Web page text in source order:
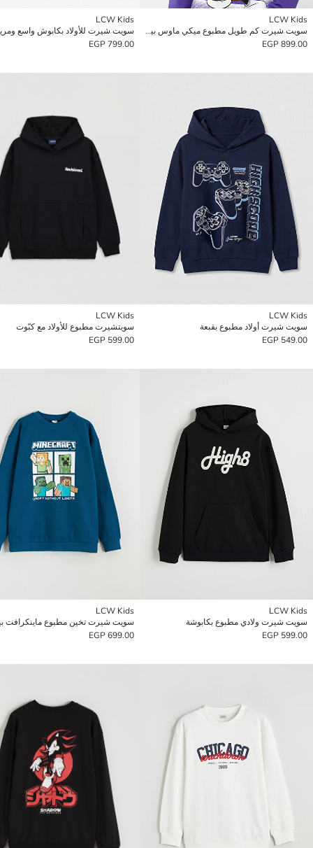
LCW Kids
سويت شيرت كم طويل مطبوع ميكي ماوس بياقة دائرية للأولاد
899.00 EGP
LCW Kids
سويت شيرت للأولاد بكابوش واسع
799.00 EGP
LCW Kids
سويت شيرت أولاد مطبوع بقبعة
549.00 EGP
LCW Kids
سويتشيرت مطبوع للأولاد مع كبّوت
599.00 EGP
LCW Kids
سويت شيرت ولادي مطبوع بكابوشة
599.00 EGP
LCW Kids
699.00 EGP